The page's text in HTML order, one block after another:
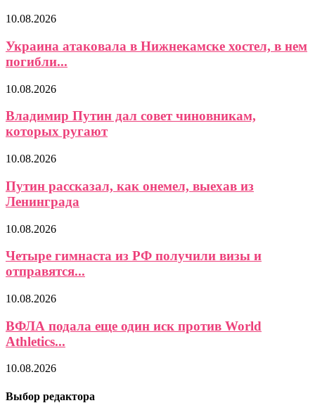
10.08.2026
Украина атаковала в Нижнекамске хостел, в нем
погибли...
10.08.2026
Владимир Путин дал совет чиновникам,
которых ругают
10.08.2026
Путин рассказал, как онемел, выехав из
Ленинграда
10.08.2026
Четыре гимнаста из РФ получили визы и
отправятся...
10.08.2026
ВФЛА подала еще один иск против World
Athletics...
10.08.2026
Выбор редактора